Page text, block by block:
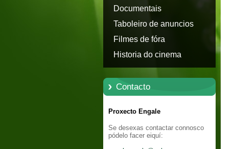
Documentais
Taboleiro de anuncios
Filmes de fóra
Historia do cinema
Contacto
Proxecto Engale
Se desexas contactar connosco
pódelo facer eiquí: